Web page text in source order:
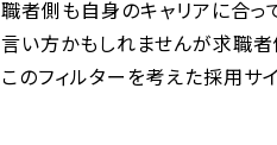
職者側も自身のキャリアに合っ
言い方かもしれませんが求職者
このフィルターを考えた採用サ